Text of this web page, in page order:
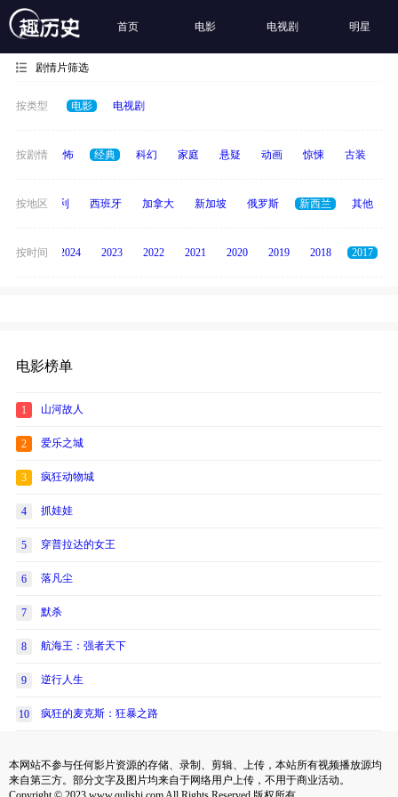
首页 电影 电视剧 明星
剧情片筛选
按类型 电影 电视剧
按剧情
冒险 恐怖 经典 科幻 家庭 悬疑 动画 惊悚 古装
按地区
度 意大利 西班牙 加拿大 新加坡 俄罗斯 新西兰 其他
按时间
2025 2024 2023 2022 2021 2020 2019 2018 2017
电影榜单
1 山河故人
2 爱乐之城
3 疯狂动物城
4 抓娃娃
5 穿普拉达的女王
6 落凡尘
7 默杀
8 航海王：强者天下
9 逆行人生
10 疯狂的麦克斯：狂暴之路
本网站不参与任何影片资源的存储、录制、剪辑、上传，本站所有视频播放源均
来自第三方。部分文字及图片均来自于网络用户上传，不用于商业活动。